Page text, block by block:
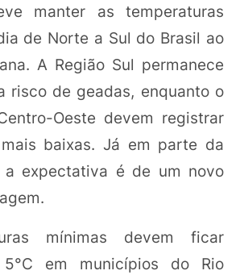
manter as temperaturas
de Norte a Sul do Brasil ao
A Região Sul permanece
risco de geadas, enquanto o
Oeste devem registrar
baixas. Já em parte da
a expectativa é de um novo
mínimas devem ficar
em municípios do Rio